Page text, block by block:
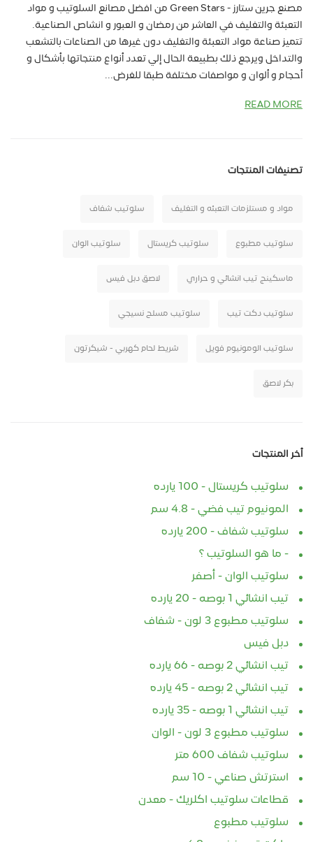
مصنع جرين ستارز - Green Stars من افضل مصانع السلوتيب و مواد
التعبئة والتغليف في العاشر من رمضان و العبور و انشاص الصناعية.
تتميز صناعة مواد التعبئة والتغليف دون غيرها من الصناعات بالتشعب
والتداخل ويرجع ذلك بطبيعة الحال إلي تعدد أنواع منتجاتها بأشكال و
أحجام و ألوان و مواصفات مختلفة طبقا للغرض...
READ MORE
تصنيفات المنتجات
مواد و مستلزمات التعبئه و التغليف سلوتيب شفاف
سلوتيب مطبوع سلوتيب كريستال سلوتيب الوان
ماسكينج تيب انشائي و حراري لاصق دبل فيس
سلوتيب دكت تيب سلوتيب مسلح نسيجي
سلوتيب الومونيوم فويل شريط لحام كهربي - شيكرتون
بكر لاصق
أخر المنتجات
سلوتيب كريستال - 100 يارده
المونيوم تيب فضي - 4.8 سم
سلوتيب شفاف - 200 يارده
- ما هو السلوتيب ؟
سلوتيب الوان - أصفر
تيب انشائي 1 بوصه - 20 يارده
سلوتيب مطبوع 3 لون - شفاف
دبل فيس
تيب انشائي 2 بوصه - 66 يارده
تيب انشائي 2 بوصه - 45 يارده
تيب انشائي 1 بوصه - 35 يارده
سلوتيب مطبوع 3 لون - الوان
سلوتيب شفاف 600 متر
استرتش صناعي - 10 سم
قطاعات سلوتيب اكلريك - معدن
سلوتيب مطبوع